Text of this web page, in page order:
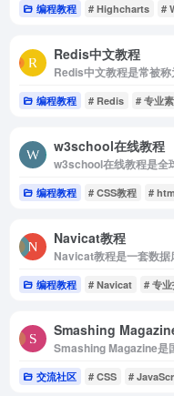
编程教程 # Highcharts #
Redis中文教程
Redis中文教程是常被
编程教程 # Redis # 专业
w3school在线教程
w3school在线教程是全
编程教程 # CSS教程 #
Navicat教程
Navicat教程是一套数据
编程教程 # Navicat # 专
Smashing
Smashing Magazine是
交流社区 # CSS #